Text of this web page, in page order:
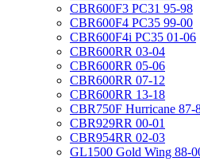
CBR600F3 PC31 95-98
CBR600F4 PC35 99-00
CBR600F4i PC35 01-06
CBR600RR 03-04
CBR600RR 05-06
CBR600RR 07-12
CBR600RR 13-18
CBR750F Hurricane 87-
CBR929RR 00-01
CBR954RR 02-03
GL1500 Gold Wing 88-